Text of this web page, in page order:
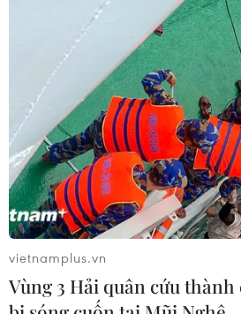
vietnamplus.vn
Vùng 3 Hải quân cứu thành